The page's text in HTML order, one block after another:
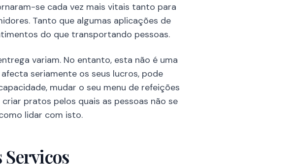
se cada vez mais vitais tanto para
Tanto que algumas aplicações de
do que transportando pessoas.
variam. No entanto, esta não é uma
seriamente os seus lucros, pode
mudar o seu menu de refeições
pratos pelos quais as pessoas não se
lidar com isto.
Serviços